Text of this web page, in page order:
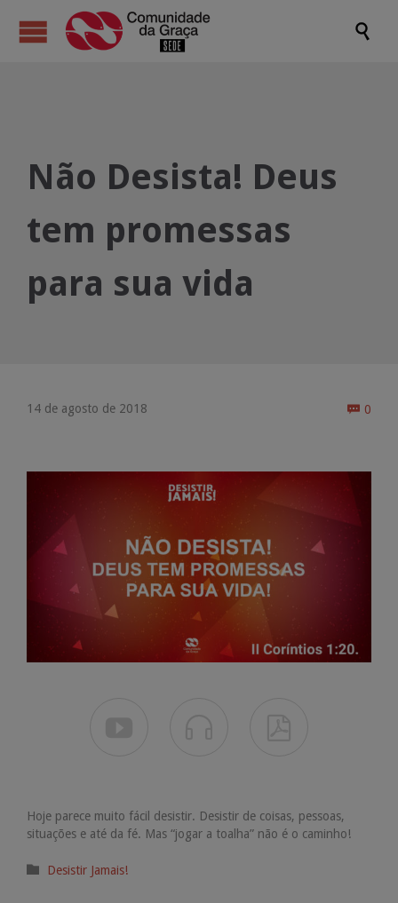

Não Desista! Deus
tem promessas
para sua vida
14 de agosto de 2018  0
Hoje parece muito fácil desistir. Desistir de coisas, pessoas,
situações e até da fé. Mas “jogar a toalha” não é o caminho!
 Categoria
Desistir Jamais!